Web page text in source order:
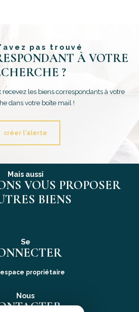
pas trouvé
À VOTRE
?
les biens correspondants à votre
dans votre boîte mail !
créer l'alerte
Mais aussi
VOUS PROPOSER
BIENS
Se
espace propriétaire
Nous